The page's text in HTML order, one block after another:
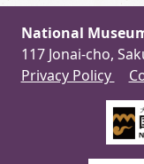
National
117 Jonai-cho,
Privacy Policy